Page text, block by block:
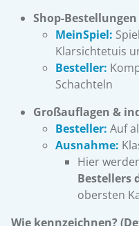
Shop-
MeinSpiel:
Klarsichtetuis
Besteller:
Schachteln
Großauflagen &
Besteller: Auf
Ausnahme:
Hier
Bestellers
obersten
Wie kennzeichnen?